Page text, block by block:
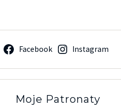
Facebook Instagram
Moje Patronaty